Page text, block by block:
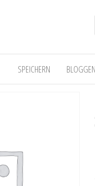
SPEICHERN BLOGGEN